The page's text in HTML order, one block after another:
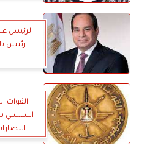
الرئيس
رئيس
القوات
السيسي